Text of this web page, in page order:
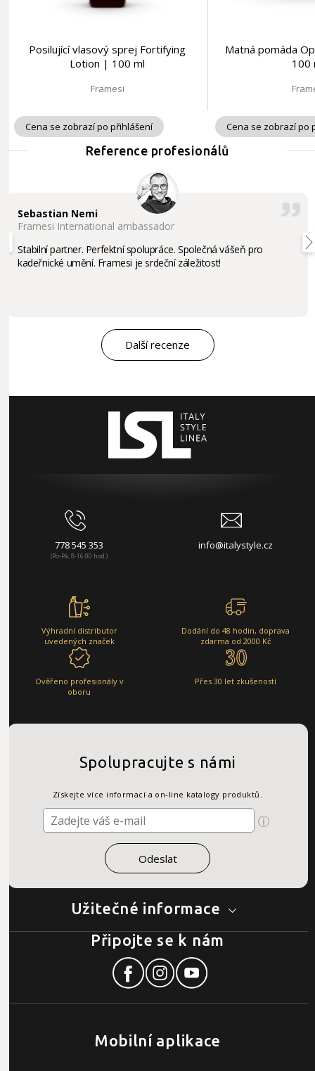
Posilující vlasový sprej Fortifying
Lotion | 100 ml
Framesi
Cena se zobrazí po přihlášení
Matná pomáda
100
Cena se zobrazí po
Reference profesionálů
Sebastian Nemi
Framesi International ambassador
Stabilní partner. Perfektní spolupráce. Společná vášeň pro
kadeřnické umění. Framesi je srdeční záležitost!
Další recenze
778 545 353
(Po-Pá, 8-16:00 hod.)
info@italystyle.cz
Výhradní distributor
uvedených značek
Dodání do 48 hodin, doprava
zdarma od 2000 Kč
Ověřeno profesionály v
oboru
Přes 30 let zkušeností
Užitečné informace
Spolupracujte s námi
Získejte více informací a on-line katalogy produktů.
Mobilní aplikace
Připojte se k nám